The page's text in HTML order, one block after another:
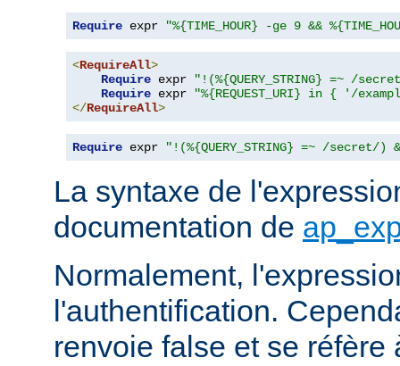
Require expr "%{TIME_HOUR} -ge 9 &&
<RequireAll>
Require expr
"!(%{QUERY_STRING} =~ /
Require expr
"%{REQUEST_URI} in { '/
</RequireAll>
Require expr "!(%{QUERY_STRING} =~ /
La syntaxe de
documentation de
Normalement,
l'authentification.
renvoie false et se